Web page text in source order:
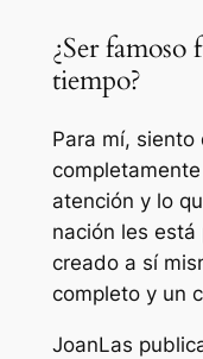
¿Ser
tiempo?
Para mí, siento
atención y lo
nación les
creado a sí
completo y un
JoanLas